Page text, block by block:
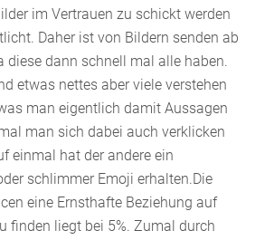
im Vertrauen zu schickt werden
Daher ist von Bildern senden ab
diese dann schnell mal alle haben.
etwas nettes aber viele verstehen
man eigentlich damit Aussagen
man sich dabei auch verklicken
einmal hat der andere ein
schlimmer Emoji erhalten.Die
eine Ernsthafte Beziehung auf
finden liegt bei 5%. Zumal durch